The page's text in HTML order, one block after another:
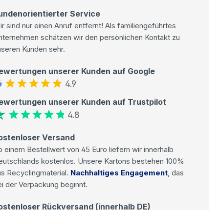
Service
sind nur einen Anruf entfernt! Als familiengeführtes
schätzen wir den persönlichen Kontakt zu
Kunden sehr.
unserer Kunden auf Google
4.9
unserer Kunden auf Trustpilot
4.8
Versand
einem Bestellwert von 45 Euro liefern wir innerhalb
kostenlos. Unsere Kartons bestehen 100%
Recyclingmaterial. Nachhaltiges Engagement, das
der Verpackung beginnt.
Rückversand (innerhalb DE)